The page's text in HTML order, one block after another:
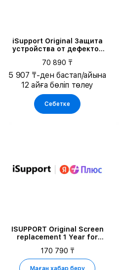
iSupport Original Защита
устройства от дефектов
128GB
70 890 ₸
5 907 ₸-ден бастап/айына
12 айға бөліп төлеу
Себетке
ISUPPORT Original Screen
replacement 1 Year for
170 790 ₸
Маған хабар беру